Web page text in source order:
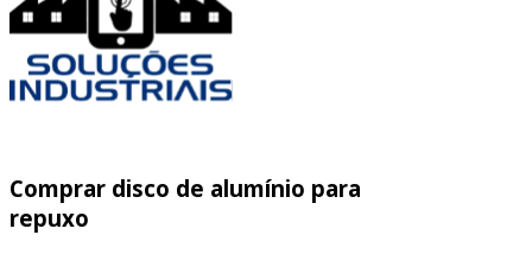
Comprar disco de alumínio para
repuxo